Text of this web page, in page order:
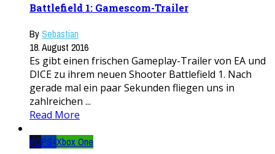
Battlefield 1: Gamescom-Trailer
BySebastian
18. August 2016
Es gibt einen frischen Gameplay-Trailer von EA und
DICE zu ihrem neuen Shooter Battlefield 1. Nach
gerade mal ein paar Sekunden fliegen uns in
zahlreichen ...
Read More
PCPS4Xbox One